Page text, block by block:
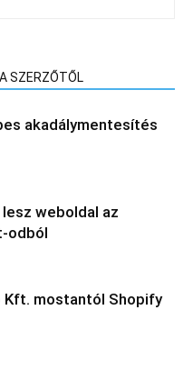
SZERZŐTŐL
akadálymentesítés
weboldal az
odból
Kft. mostantól Shopify